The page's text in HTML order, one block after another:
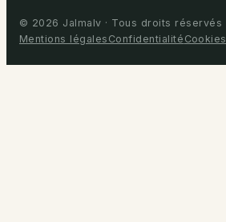
© 2026 Jalmalv · Tous droits réservés
Mentions légales Confidentialité Cookies